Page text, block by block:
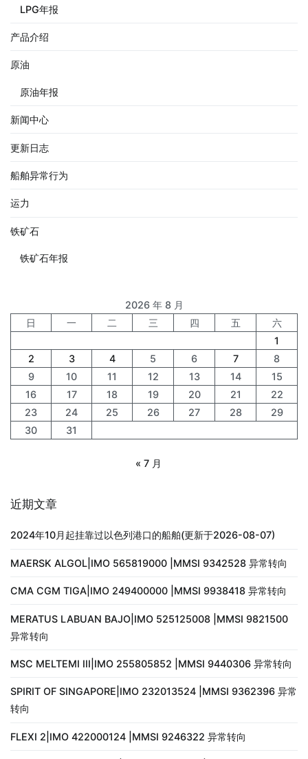
LPG年报
产品介绍
原油
原油年报
新闻中心
更新日志
船舶异常行为
运力
铁矿石
铁矿石年报
2026 年 8 月
日
一 二 三 四 五
六
1
2
3 4 5 6 7
8
9
10 11 12 13 14
15
16
17 18 19 20 21
22
23
24 25 26 27 28
29
30
31
« 7 月
近期文章
2024年10月起挂靠过以色列港口的船舶(更新于2026-08-07)
MAERSK ALGOL|IMO 565819000 |MMSI 9342528 异常转向
CMA CGM TIGA|IMO 249400000 |MMSI 9938418 异常转向
MERATUS LABUAN BAJO|IMO 525125008 |MMSI 9821500
异常转向
MSC MELTEMI III|IMO 255805852 |MMSI 9440306 异常转向
SPIRIT OF SINGAPORE|IMO 232013524 |MMSI 9362396 异常
转向
FLEXI 2|IMO 422000124 |MMSI 9246322 异常转向